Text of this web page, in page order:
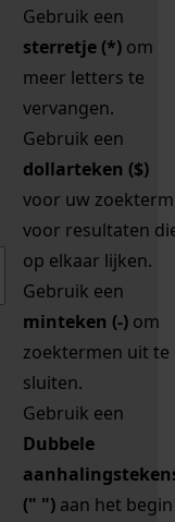
Gebruik een
sterretje (*) om
meer letters te
vervangen.
Gebruik een
dollarteken ($)
voor uw zoekterm
voor resultaten
op elkaar lijken.
Gebruik een
minteken (-) om
zoektermen uit te
sluiten.
Gebruik een
Dubbele
(" ") aan het begin